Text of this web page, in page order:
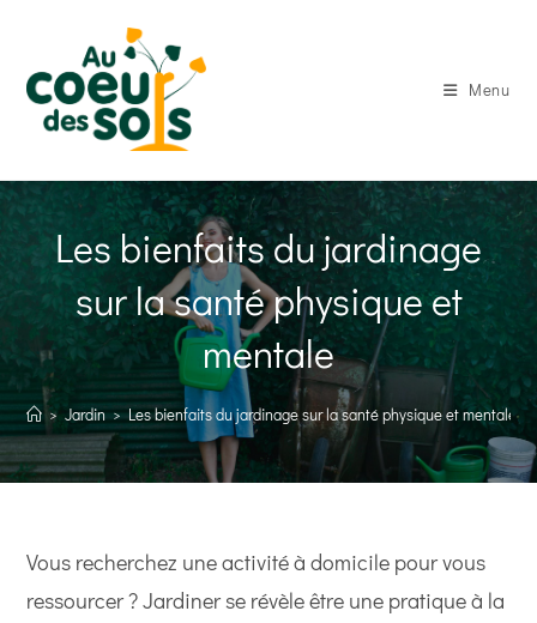
content
Menu
Les bienfaits du jardinage
sur la santé physique et
mentale
> Jardin > Les bienfaits du jardinage sur la santé physique et mentale
Vous recherchez une activité à domicile pour vous
ressourcer ? Jardiner se révèle être une pratique à la